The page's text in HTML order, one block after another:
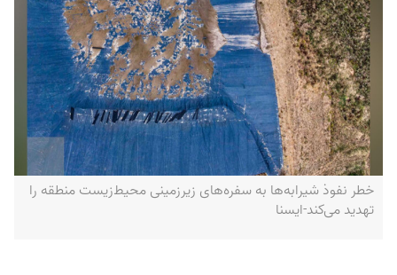
خطر نفوذ شیرابه‌ها به سفره‌های زیرزمینی محیط‌زیست منطقه را
تهدید می‌کند-ایسنا